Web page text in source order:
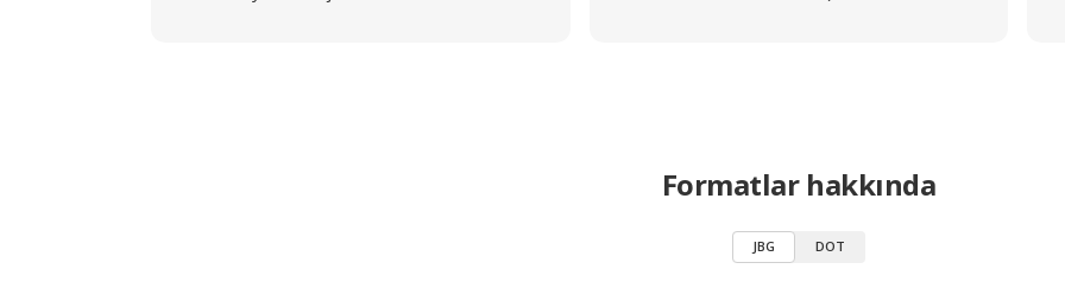
Formatlar hakkında
JBG DOT